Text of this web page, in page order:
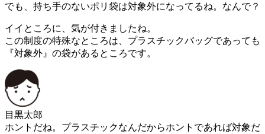
でも、持ち手のないポリ袋は対象外になってるね。なんで？
イイところに、気が付きましたね。
この制度の特殊なところは、プラスチックバッグであっても
『対象外』の袋があるところです。
目黒太郎
ホントだね。プラスチックなんだからホントであれば対象だ